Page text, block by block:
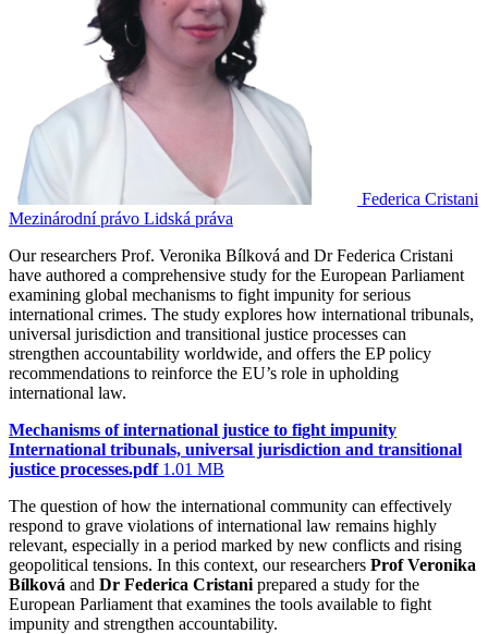
Federica Cristani
Mezinárodní právo Lidská práva
Our researchers Prof. Veronika Bílková and Dr Federica Cristani
have authored a comprehensive study for the European Parliament
examining global mechanisms to fight impunity for serious
international crimes. The study explores how international tribunals,
universal jurisdiction and transitional justice processes can
strengthen accountability worldwide, and offers the EP policy
recommendations to reinforce the EU’s role in upholding
international law.
Mechanisms of international justice to fight impunity
International tribunals, universal jurisdiction and transitional
justice processes.pdf 1.01 MB
The question of how the international community can effectively
respond to grave violations of international law remains highly
relevant, especially in a period marked by new conflicts and rising
geopolitical tensions. In this context, our researchers Prof Veronika
Bílková and Dr Federica Cristani prepared a study for the
European Parliament that examines the tools available to fight
impunity and strengthen accountability.